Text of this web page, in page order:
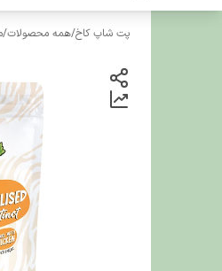
پت شاپ کاخ/همه محصولات/